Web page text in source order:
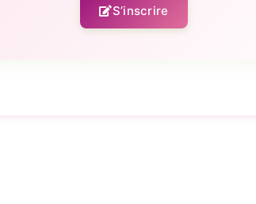
S’inscrire